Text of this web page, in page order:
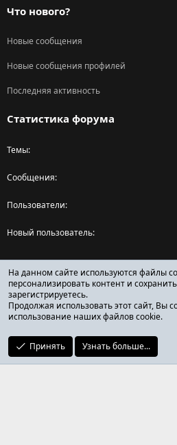
Что нового?
Новые сообщения
Новые сообщения профилей
Последняя активность
Статистика форума
Темы
Сообщения
Пользователи
Новый пользователь
Поделиться страницей
Facebook
X (Twitter)
Reddit
ОТЗЫВЫ ОНЛАЙН ФОРУМ
На данном сайте используются файлы
персонализировать контент и
зарегистрируетесь.
Продолжая использовать этот сайт, Вы
использование наших файлов cookie.
Принять Узнать больше...